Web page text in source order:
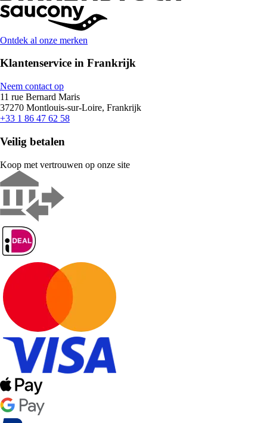
Ontdek al onze merken
Klantenservice in Frankrijk
Neem contact op
11 rue Bernard Maris
37270 Montlouis-sur-Loire, Frankrijk
+33 1 86 47 62 58
Veilig betalen
Koop met vertrouwen op onze site